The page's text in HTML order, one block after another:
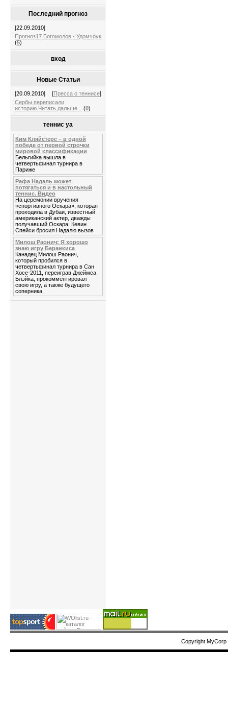
Последний прогноз
[22.09.2010]
Прогноз17 Богомолов - Удомчоук
(5)
вход
Новые Статьи
[20.09.2010] [Пресса о теннисе]
Сербы переписали
историю.Читать дальше...
(0)
теннис уа
Ким Кляйстерс – в одной
победе от первой строчки
мировой классификации
Бельгийка вышла в
четвертьфинал турнира в
Париже
Рафа Надаль может
потягаться и в настольный
теннис. Видео
На церемонии вручения
«спортивного Оскара», которая
проходила в Дубаи, известный
американский актер, дважды
получавший Оскара, Кевин
Спейси бросил Надалю вызов
Милош Раонич: Я хорошо
знаю игру Беранкиса
Канадец Милош Раонич,
который пробился в
четвертьфинал турнира в Сан
Хосе-2011, переиграв Джеймса
Блэйка, прокомментировал
свою игру, а также будущего
соперника
Copyright MyCorp